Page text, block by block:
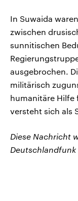
In Suwaida
zwischen
sunnitischen
ausgebrochen.
militärisch
humanitäre Hilfe
versteht sich als
Diese Nachricht
Deutschlandfunk